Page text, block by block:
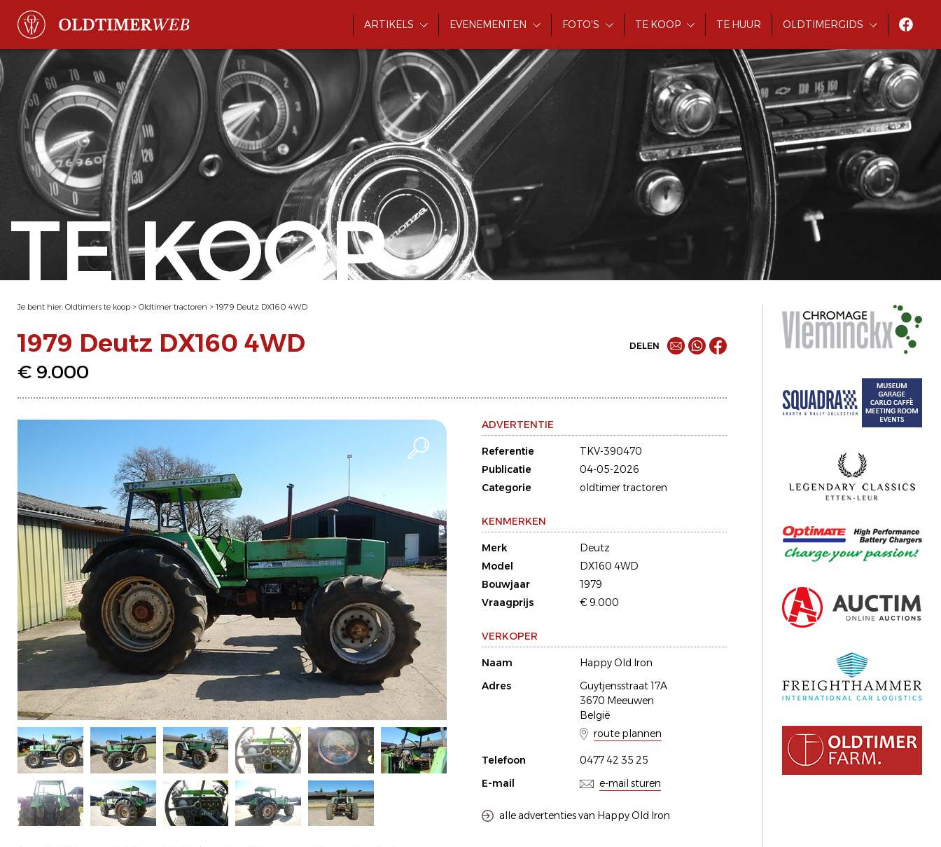
ARTIKELS EVENEMENTEN FOTO'S TE KOOP TE HUUR OLDTIMERGIDS
TE KOOP
Je bent hier: Oldtimers te koop > Oldtimer tractoren > 1979 Deutz DX160 4WD
1979 Deutz DX160 4WD
€ 9.000
DELEN
ADVERTENTIE
Referentie
TKV-390470
Publicatie
04-05-2026
Categorie
oldtimer tractoren
KENMERKEN
Merk
Deutz
Model
DX160 4WD
Bouwjaar
1979
Vraagprijs
€ 9.000
VERKOPER
Naam
Happy Old Iron
Adres
Guytjensstraat 17A
3670 Meeuwen
België
route plannen
Telefoon
0477 42 35 25
E-mail
e-mail sturen
alle advertenties van Happy Old Iron